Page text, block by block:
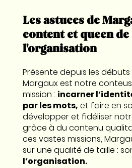
Les astuces de
content et queen de
l'organisation
Présente depuis les
Margaux est notre
mission : incarner
par les mots, et faire en
développer et fidéliser
grâce à du contenu
ces vastes missions,
sur une qualité de taille :
l’organisation.